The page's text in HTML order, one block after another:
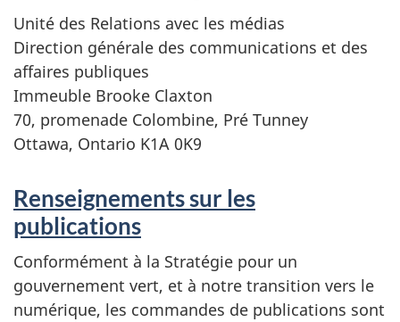
Unité des Relations avec les médias
Direction générale des communications et des
affaires publiques
Immeuble Brooke Claxton
70, promenade Colombine, Pré Tunney
Ottawa, Ontario K1A 0K9
Renseignements sur les
publications
Conformément à la Stratégie pour un
gouvernement vert, et à notre transition vers le
numérique, les commandes de publications sont